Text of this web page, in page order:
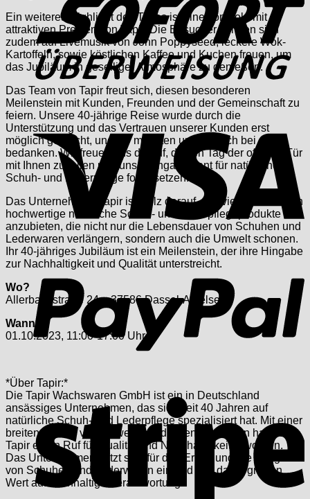
Ein weiteres Highlight des Tages ist eine Tombola mit
attraktiven Preisen von Tapir. Die Besucher können sich
zudem auf Livemusik von John Poppyseed, leckere Wok-
Kartoffeln, sowie köstlichen Kaffee und Kuchen freuen, um
das Jubiläum in geselliger Atmosphäre zu genießen.
Das Team von Tapir freut sich, diesen besonderen
Meilenstein mit Kunden, Freunden und der Gemeinschaft zu
feiern. Unsere 40-jährige Reise wurde durch die
Unterstützung und das Vertrauen unserer Kunden erst
möglich gemacht, und wir möchten uns herzlich bei allen
bedanken. Wir freuen uns darauf, diesen Tag der offenen Tür
mit Ihnen zu teilen und unser Engagement für natürliche
Schuh- und Lederpflege fortzusetzen.
Das Unternehmen Tapir ist stolz darauf, seit vier Jahrzehnten
hochwertige natürliche Schuh- und Lederpflegeprodukte
anzubieten, die nicht nur die Lebensdauer von Schuhen und
Lederwaren verlängern, sondern auch die Umwelt schonen.
Ihr 40-jähriges Jubiläum ist ein Meilenstein, der ihre Hingabe
zur Nachhaltigkeit und Qualität unterstreicht.
Wo?
Allerbachstraße 24a, 37586 Dassel-Amelsen
Wann?
01.10.2023, 11:00-17:00 Uhr.
*Über Tapir:*
Die Tapir Wachswaren GmbH ist ein in Deutschland
ansässiges Unternehmen, das sich seit 40 Jahren auf
natürliche Schuh- und Lederpflege spezialisiert hat. Mit einer
breiten Palette von umweltfreundlichen Produkten hat sich
Tapir einen Ruf für Qualität und Nachhaltigkeit erworben.
Das Unternehmen setzt sich für den Erhalt und die Pflege
von Schuhen und Lederwaren ein und legt dabei großen
Wert auf nachhaltige Verantwortung.